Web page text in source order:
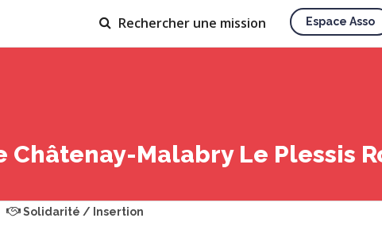
Rechercher une mission Espace Asso
Malabry Le Plessis
Solidarité / Insertion